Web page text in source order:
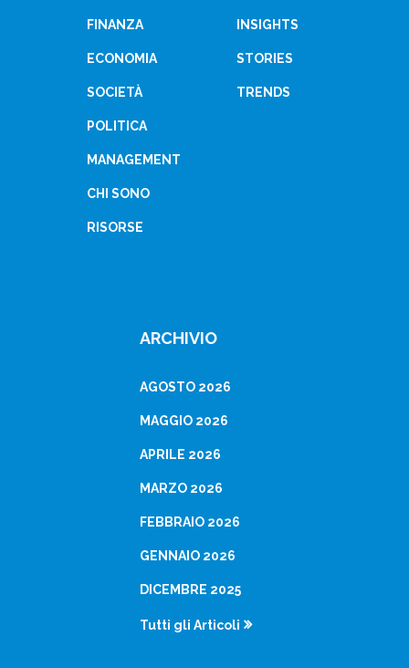
FINANZA
ECONOMIA
SOCIETÀ
POLITICA
MANAGEMENT
CHI SONO
RISORSE
INSIGHTS
STORIES
TRENDS
ARCHIVIO
AGOSTO 2026
MAGGIO 2026
APRILE 2026
MARZO 2026
FEBBRAIO 2026
GENNAIO 2026
DICEMBRE 2025
Tutti gli Articoli